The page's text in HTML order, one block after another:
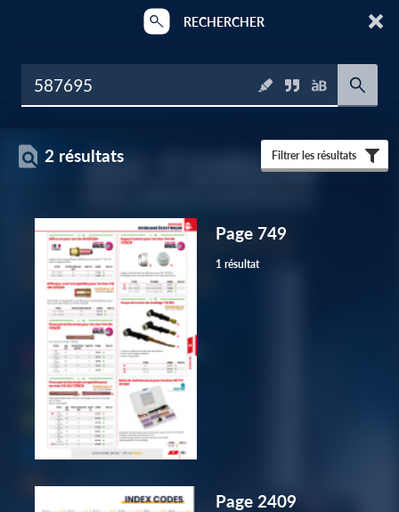
RECHERCHER
2 résultats Filtrer les résultats
Page 749
1 résultat
Page 2409